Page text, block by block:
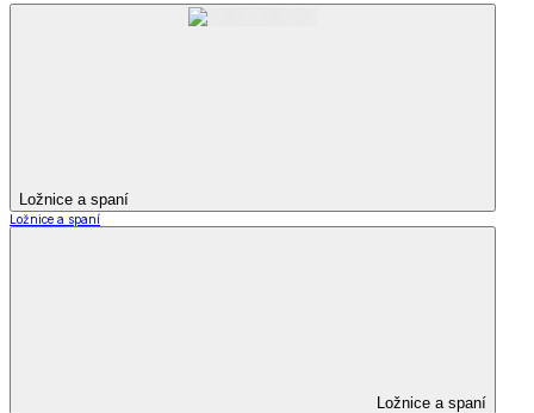
Ložnice a spaní
Ložnice a spaní
Ložnice a spaní